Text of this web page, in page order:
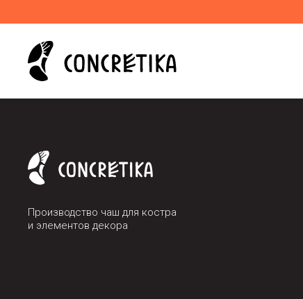
Производство чаш для костра
и элементов декора